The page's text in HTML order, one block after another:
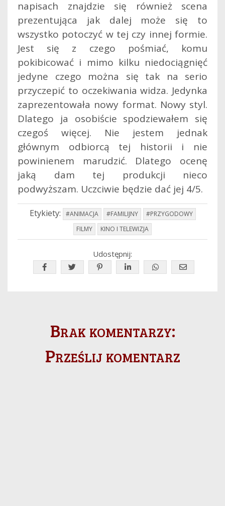
napisach znajdzie się również scena
prezentująca jak dalej może się to
wszystko potoczyć w tej czy innej formie.
Jest się z czego pośmiać, komu
pokibicować i mimo kilku niedociągnięć
jedyne czego można się tak na serio
przyczepić to oczekiwania widza. Jedynka
zaprezentowała nowy format. Nowy styl.
Dlatego ja osobiście spodziewałem się
czegoś więcej. Nie jestem jednak
głównym odbiorcą tej historii i nie
powinienem marudzić. Dlatego ocenę
jaką dam tej produkcji nieco
podwyższam. Uczciwie będzie dać jej 4/5.
Etykiety: #ANIMACJA #FAMILIJNY
#PRZYGODOWY
FILMY
KINO I TELEWIZJA
Udostępnij:
Brak komentarzy:
Prześlij komentarz